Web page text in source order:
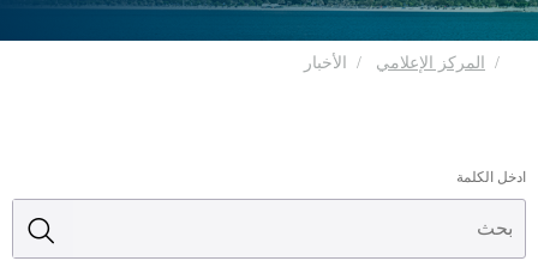
المركز الإعلامي الأخبار
ادخل الكلمة